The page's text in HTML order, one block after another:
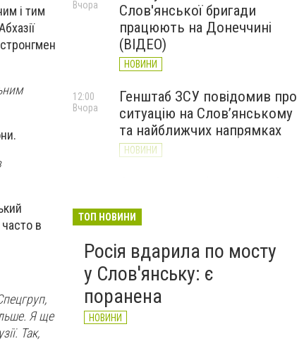
і тим
в
Я ще
Так,
Слов'янської бригади
працюють на Донеччині
(ВІДЕО)
НОВИНИ
Вчора
Генштаб ЗСУ повідомив про
ситуацію на Слов’янському
та найближчих напрямках
НОВИНИ
12:00
Вчора
великої війни: 7 серпня
ТОП НОВИНИ
Росія вдарила по мосту
у Слов'янську: є
поранена
НОВИНИ